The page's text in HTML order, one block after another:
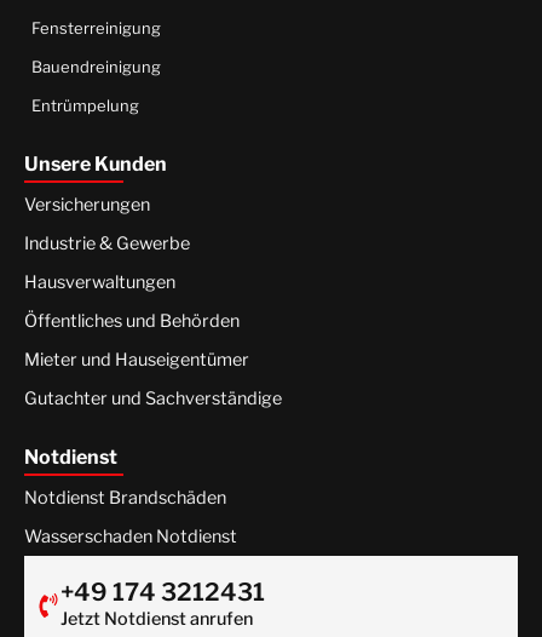
Fensterreinigung
Bauendreinigung
Entrümpelung
Unsere Kunden
Versicherungen
Industrie & Gewerbe
Hausverwaltungen
Öffentliches und Behörden
Mieter und Hauseigentümer
Gutachter und Sachverständige
Notdienst
Notdienst Brandschäden
Wasserschaden Notdienst
+49 174 3212431
Jetzt Notdienst anrufen